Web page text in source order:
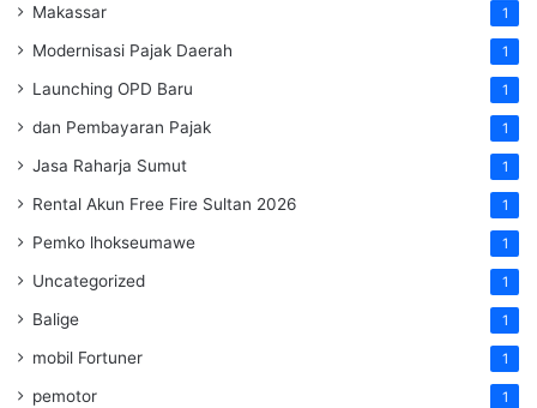
Makassar 1
Modernisasi Pajak Daerah 1
Launching OPD Baru 1
dan Pembayaran Pajak 1
Jasa Raharja Sumut 1
Rental Akun Free Fire Sultan 2026 1
Pemko lhokseumawe 1
Uncategorized 1
Balige 1
mobil Fortuner 1
pemotor 1